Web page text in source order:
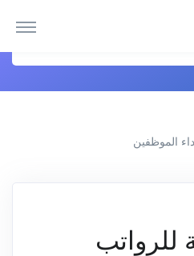
الموظفين
للرواتب